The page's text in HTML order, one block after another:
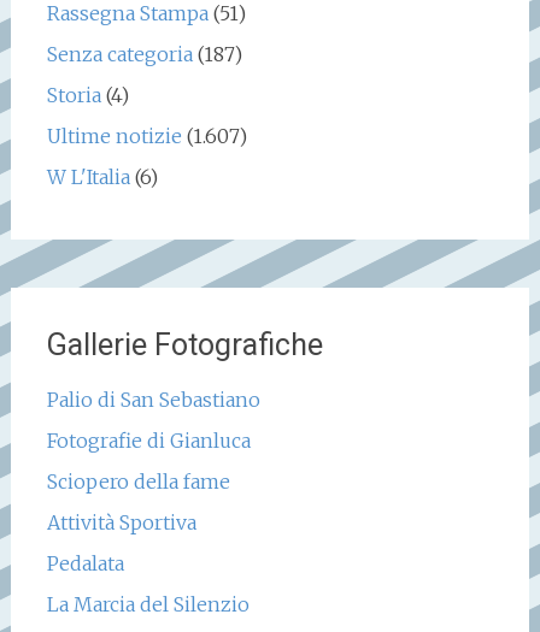
Rassegna Stampa(51)
Senza categoria(187)
Storia(4)
Ultime notizie (1.607)
W L'Italia(6)
Gallerie Fotografiche
Palio di San Sebastiano
Fotografie di Gianluca
Sciopero della fame
Attività Sportiva
Pedalata
La Marcia del Silenzio